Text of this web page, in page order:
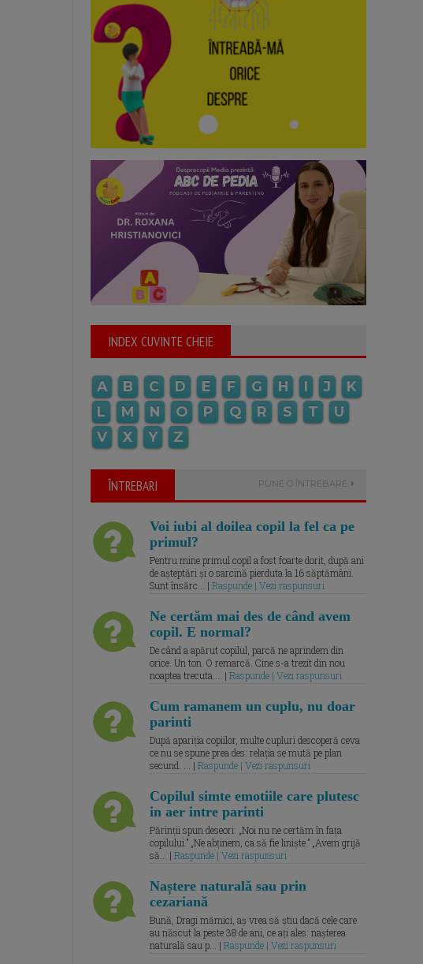
INDEX CUVINTE CHEIE
A B C D E F G H I J
K
L
M N O P Q R S T
U
V
X Y Z
ÎNTREBARI PUNE O ÎNTREBARE
Voi iubi al doilea copil la fel ca pe
primul?
Pentru mine primul copil a fost foarte dorit, după ani
de așteptări și o sarcină pierduta la 16 săptămâni.
Sunt însărc... | Raspunde | Vezi raspunsuri
Ne certăm mai des de când avem
copil. E normal?
De când a apărut copilul, parcă ne aprindem din
orice. Un ton. O remarcă. Cine s-a trezit din nou
noaptea trecuta.... | Raspunde | Vezi raspunsuri
Cum ramanem un cuplu, nu doar
parinti
După apariția copiilor, multe cupluri descoperă ceva
ce nu se spune prea des: relația se mută pe plan
secund. ... | Raspunde | Vezi raspunsuri
Copilul simte emotiile care plutesc
in aer intre parinti
Părinții spun deseori: „Noi nu ne certăm în fața
copilului.” „Ne abținem, ca să fie liniște.” „Avem grijă
să... | Raspunde | Vezi raspunsuri
Naștere naturală sau prin
cezariană
Bună, Dragi mămici, aș vrea să știu dacă cele care
au născut la peste 38 de ani, ce ați ales: nașterea
naturală sau p... | Raspunde | Vezi raspunsuri